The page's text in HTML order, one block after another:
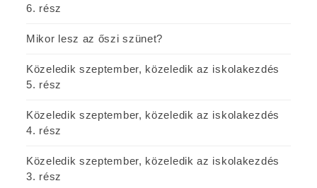
6. rész
Mikor lesz az őszi szünet?
Közeledik szeptember, közeledik az iskolakezdés
5. rész
Közeledik szeptember, közeledik az iskolakezdés
4. rész
Közeledik szeptember, közeledik az iskolakezdés
3. rész